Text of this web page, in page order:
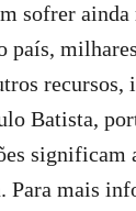
sofrer
país,
Batista,
significam
Para mais